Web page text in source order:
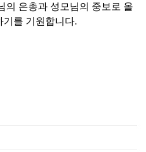
의 은총과 성모님의 중보로 올
기를 기원합니다.